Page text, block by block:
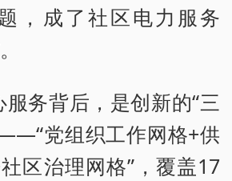
，成了社区电力服务
务背后，是创新的“三
党组织工作网格+供
区治理网格”，覆盖17